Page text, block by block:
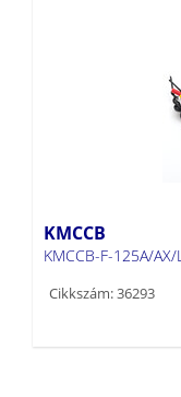
KMCCB
KMCCB-F-125A/AX/L
Cikkszám: 36293